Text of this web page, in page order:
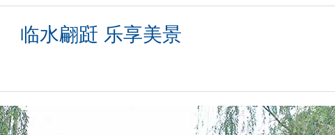
临水翩跹 乐享美景